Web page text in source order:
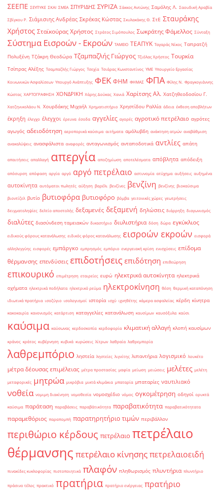
ΣΕΕΠΕ ΣΕΥΠΥΚΕ ΣΚΑΙ ΣΜΕΑ ΣΠΥΡΙΔΗΣ ΣΥΡΙΖΑ Σάκκος Αντώνης Σαμόλης Λ. Σαουδική Αραβία
Σβίγκου Ρ. Σιάμισιης Ανδρέας Σκρέκας Κώστας Σκυλακάκης Θ. ΣτΕ Σταυράκης
Χρήστος Σταϊκούρας Χρήστος Στράτος Σιμόπουλος Σωκράτης Φάμελλος Σύνταξη
Σύστημα Εισροών - Εκροών ΤΑΜΕΙΟ ΤΕΑΠΥΚ Ταγαράς Νίκος Ταπρατζή
Πολυξένη Τζάκρη Θεοδώρα Τζαμπαζλής Γιώργος Τζιόλας Χρήστος Τουρκία
Τσίπρας Αλέξης Τσαμπαζλής Γιώργος Τσεχία Τσιάρας Κωνσταντίνος ΥΜΕ Υπουργείο Εργασίας
Κοινωνικών Ασφαλίσεων Υπουργό Ανάπτυξης ΦΕΚ ΦΗΜ ΦΗΜΑΣ ΦΠΑ Φίλης Ν. Φραγκογιάννης
Κώστας ΧΑΡΤΟΓΡΑΦΗΣΗ ΧΟΝΔΡΙΚΗ Χάρης Δούκας Χανιά Χαρίτσης Αλ. Χατζηθεοδοσίου Γ.
Χατζηνικολάου Ν. Χουρδάκης Μιχαήλ Χρηματιστήριο Χρηστίδου Ραλλία άδεια έκθεση αποβλήτων
έκρηξη έλεγχο έλεγχοι έρευνα έσοδα αγγελίες αγορές αγροτικό πετρέλαιο αγρότες
αγωγός αδειοδότηση αεροπορικά καύσιμα αιτήματα αμόλυβδη ανάκτηση ατμών αναβάθμιση
ανακαλύψεις ανασφάλιστα αναφορές ανταγωνισμός ανταποδοτικά αντλίες απάτη
απαιτήσεις απαλλαγή απεργία αποζημίωση αποτελέσματα απόβλητα απόδειξη
απόσυρση απόφαση αργία αργό αργό πετρέλαιο αστυνομία ατύχημα αυξήσεις αυξημένα
αυτοκίνητα αυτόματοι πωλητές αύξηση βαρέλι βενζίνες βενζίνη βενζίνης βιοκαύσιμα
βιοντίζελ βυτίο βυτιοφόρα βυτιοφόρο βόμβα γειτονικές χώρες γεωτρήσεις
δειγματοληψίες δελτίο αποστολής δεξαμενές δεξαμενή δηλώσεις διάρρηξη διαγωνισμός
διαλύτες διασύνδεση ταμειακών δικαστήριο διυλιστήρια δόση δώρα εγκύκλιος
ειδικούς φόρους κατανάλωσης ειδικός φόρος κατανάλωσης εισροών εκροών εισφορά
αλληλεγγύης εισφορές εμπάργκο εμπρησμός εμπόριο ενεργειακή κρίση ενισχύσεις επίδομα
θέρμανσης επενδύσεις επιδοτήσεις επιδότηση επιθεώρηση
επικουρικό επιμέτρηση εταιρείες ευρώ ηλεκτρικά αυτοκίνητα ηλεκτρικά
οχήματα ηλεκτρικά ποδήλατα ηλεκτρικό ρεύμα ηλεκτροκίνηση θέση θερμική καταπόνηση
ιδιωτικά πρατήρια ισοζύγιο ισολογισμοί ιστορία ισχύ ιχνηθέτης κάμερα ασφαλείας κέρδη κίνητρα
κακοκαιρία κανονισμός κατάρτιση καταγγελίες κατανάλωση καυσίμων καυσόξυλα καύσι
καύσιμα καύσωνας κερδοσκοπία κερδοφορία κλιματική αλλαγή κλοπή καυσίμων
κράνος κράτος κυβέρνηση κυβικά κυρώσεις λίτρων λαθραία λαθρεμπορία
λαθρεμπόριο ληστεία ληστείες λιγνίτης λιπαντήρια λογισμικό λουκέτο
μέτρα δέουσας επιμέλειας μέτρα προστασίας μαφία μείωση μειώσεις μελέτες μελέτη
μεταφορικές μητρώα μικρόβια μικτά κλιμάκια μπαταρία μπαταρίες ναυτιλιακό
νοθεία νομιμη διακίνηση νομοθεσία νομοσχέδιο νόμος ογκομέτρηση οδηγοί ορυκτά
καύσιμα παράταση παραβάσεις παραβάτικότητα παραβατικότητα παραβατικότητατα
παραμεθόριος παραπομπή παρατηρητήριο τιμών περιβάλλον
περιθώριο κέρδους πετρέλαιο πετρέλαιο
θέρμανσης πετρέλαιο κίνησηςπετρελαιοειδή
πινακίδες κυκλοφορίας πιστοποιητικά πλαφόν πληθωρισμός πλυντήρια πλυντήριο
πράσινο τέλος πρακτικό πρατήρια πρατήριο ενέργειας πρατήριο